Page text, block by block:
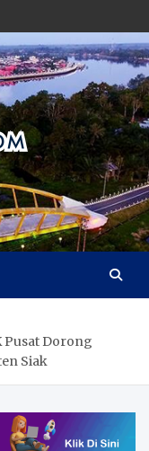
Pusat Dorong
Siak